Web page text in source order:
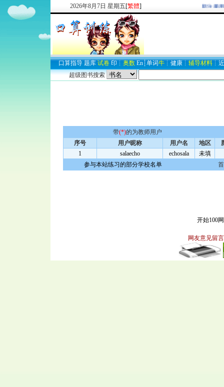
2026年8月 7日 星期五[繁體] 欢迎新注册用
口算指导 题库 试卷 印 ┊ 奥数 En ┊ 单词牛 ┊ 健康 ┊ 辅导材料 ┊
超级图书搜索
带(*)的为教师用户
序号
用户昵称 用户名 地区
1
salaecho echosala
未填
参与本站练习的部分学校名单
开始100
网友意见留